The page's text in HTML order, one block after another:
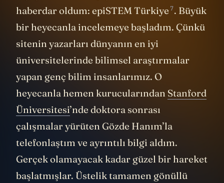
haberdar oldum: epiSTEM Türkiye 7. Büyük
bir heyecanla incelemeye başladım. Çünkü
sitenin yazarları dünyanın en iyi
üniversitelerinde bilimsel araştırmalar
yapan genç bilim insanlarımız. O
heyecanla hemen kurucularından Stanford
Üniversitesi’nde doktora sonrası
çalışmalar yürüten Gözde Hanım’la
telefonlaştım ve ayrıntılı bilgi aldım.
Gerçek olamayacak kadar güzel bir hareket
başlatmışlar. Üstelik tamamen gönüllü